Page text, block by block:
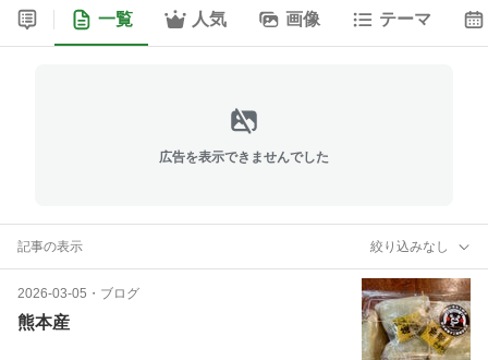
一覧 人気 画像 テーマ
広告を表示できませんでした
記事の表示 絞り込みなし
2026-03-05 ・ ブログ
熊本産